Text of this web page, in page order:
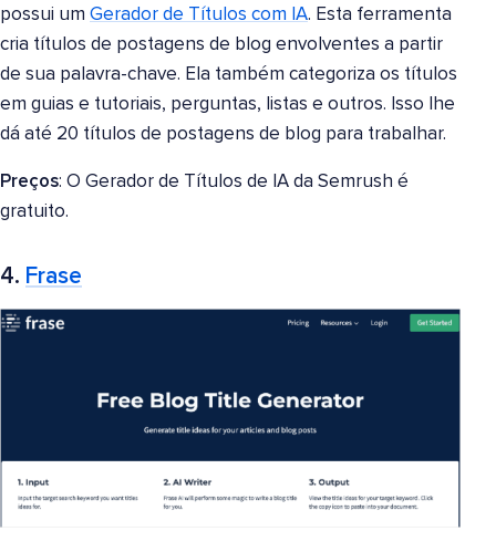
possui um Gerador de Títulos com IA. Esta ferramenta
cria títulos de postagens de blog envolventes a partir
de sua palavra-chave. Ela também categoriza os títulos
em guias e tutoriais, perguntas, listas e outros. Isso lhe
dá até 20 títulos de postagens de blog para trabalhar.
Preços: O Gerador de Títulos de IA da Semrush é
gratuito.
4. Frase